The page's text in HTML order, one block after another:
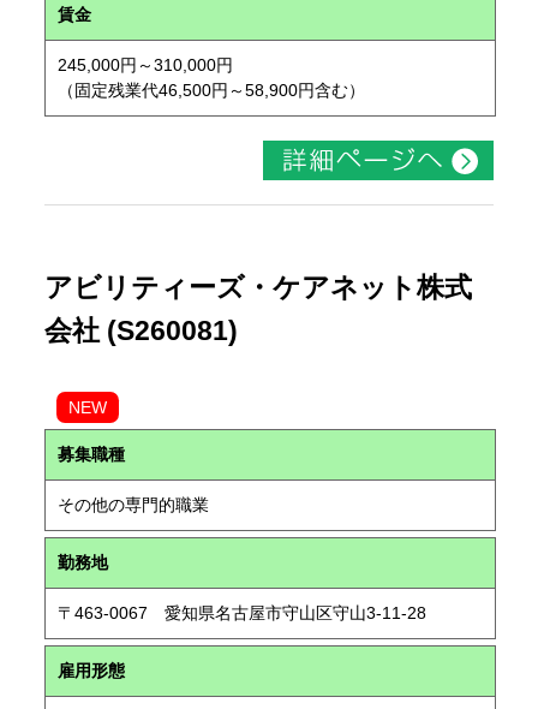
賃金
245,000円～310,000円
（固定残業代46,500円～58,900円含む）
アビリティーズ・ケアネット株式
会社 (S260081)
NEW
募集職種
その他の専門的職業
勤務地
〒463-0067 愛知県名古屋市守山区守山3-11-28
雇用形態